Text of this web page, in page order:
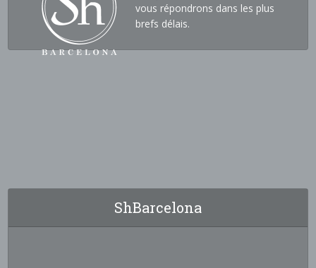
vous répondrons dans les plus
brefs délais.
ShBarcelona